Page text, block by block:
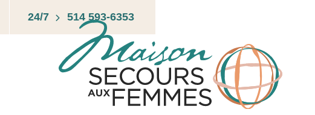
24/7 514 593-6353